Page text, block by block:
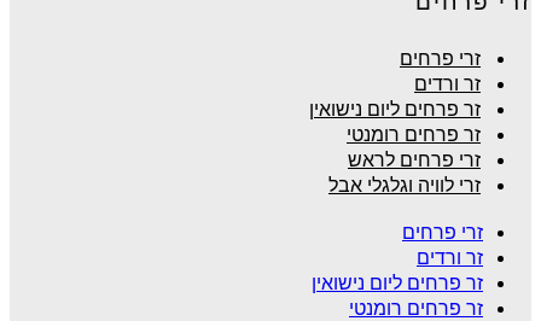
זרי פרחים
זר ורדים
זר פרחים ליום נישואין
זר פרחים רומנטי
זרי פרחים לראש
זרי לוויה וגלגלי אבל
זרי פרחים
זר ורדים
זר פרחים ליום נישואין
זר פרחים רומנטי